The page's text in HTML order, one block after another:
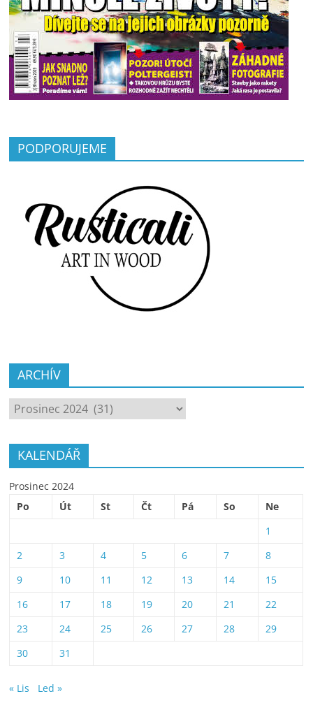
PODPORUJEME
ARCHÍV
ARCHÍV
KALENDÁŘ
Prosinec 2024
Po
Út St Čt Pá So
Ne
1
2
3 4 5 6 7
8
9
10 11 12 13 14
15
16
17 18 19 20 21
22
23
24 25 26 27 28
29
30
31
« Lis Led »